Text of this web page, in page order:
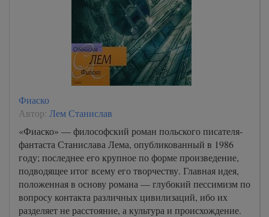
Фиаско
Автор: Лем Станислав
«Фиаско» — философский роман польского писателя-
фантаста Станислава Лема, опубликованный в 1986
году; последнее его крупное по форме произведение,
подводящее итог всему его творчеству. Главная идея,
положенная в основу романа — глубокий пессимизм по
вопросу контакта различных цивилизаций, ибо их
разделяет не расстояние, а культура и происхождение.